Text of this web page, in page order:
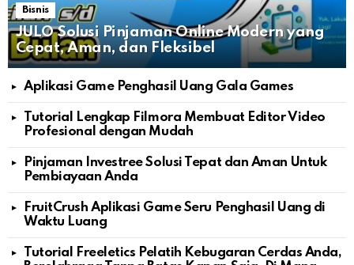
Bisnis
JULO Solusi Pinjaman Online Modern yang
Cepat, Aman, dan Fleksibel
Aplikasi Game Penghasil Uang Gala Games
Tutorial Lengkap Filmora Membuat Editor Video
Profesional dengan Mudah
Pinjaman Investree Solusi Tepat dan Aman Untuk
Pembiayaan Anda
FruitCrush Aplikasi Game Seru Penghasil Uang di
Waktu Luang
Tutorial Freeletics Pelatih Kebugaran Cerdas Anda,